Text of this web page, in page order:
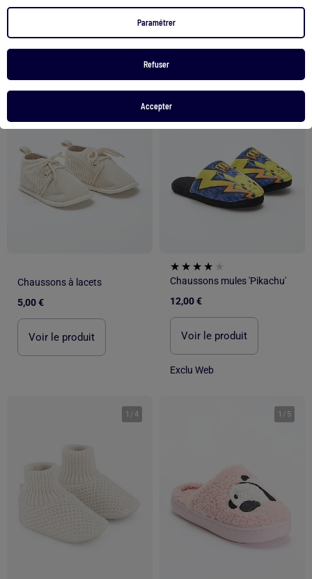
Paramétrer
Refuser
Accepter
2 couleurs Exclu Web
1/5
Chaussons à lacets
5,00 €
Voir le produit
1/5
Chaussons mules 'Pikachu'
12,00 €
Voir le produit
Exclu Web
1 /4 1 / 5